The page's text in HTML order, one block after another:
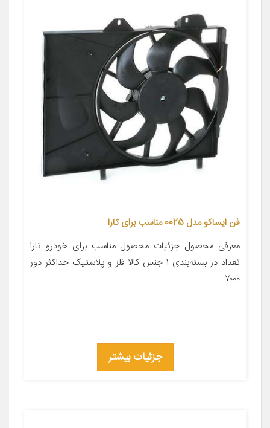
فن ایساکو مدل 0025 مناسب برای تارا
معرفی محصول جزئیات محصول مناسب برای خودرو تارا
تعداد در بسته‌بندی ۱ جنس کالا فلز و پلاستیک حداکثر دور
۷۰۰۰
جزئیات بیشتر